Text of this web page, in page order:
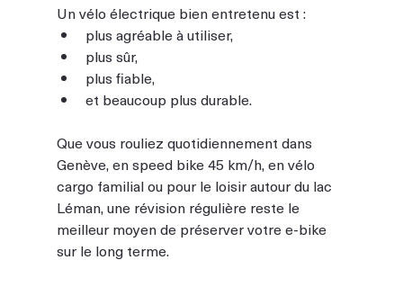
Un vélo électrique bien entretenu est :
plus agréable à utiliser,
plus sûr,
plus fiable,
et beaucoup plus durable.
Que vous rouliez quotidiennement dans
Genève, en speed bike 45 km/h, en vélo
cargo familial ou pour le loisir autour du lac
Léman, une révision régulière reste le
meilleur moyen de préserver votre e-bike
sur le long terme.